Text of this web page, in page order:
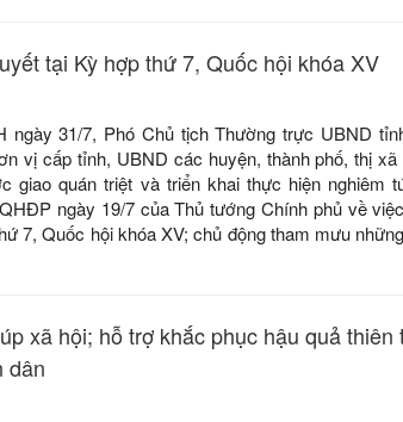
tại Kỳ hợp thứ 7, Quốc hội khóa XV
ngày 31/7, Phó Chủ tịch Thường trực UBND
vị cấp tỉnh, UBND các huyện, thành phố, thị
giao quán triệt và triển khai thực hiện nghiêm
ngày 19/7 của Thủ tướng Chính phủ về
7, Quốc hội khóa XV; chủ động tham mưu
xã hội; hỗ trợ khắc phục hậu quả thiên
dân